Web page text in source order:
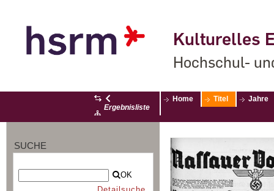
Kulturelles
Hochschul-
Ergebnisliste
Home Titel Jahre
SUCHE
OK